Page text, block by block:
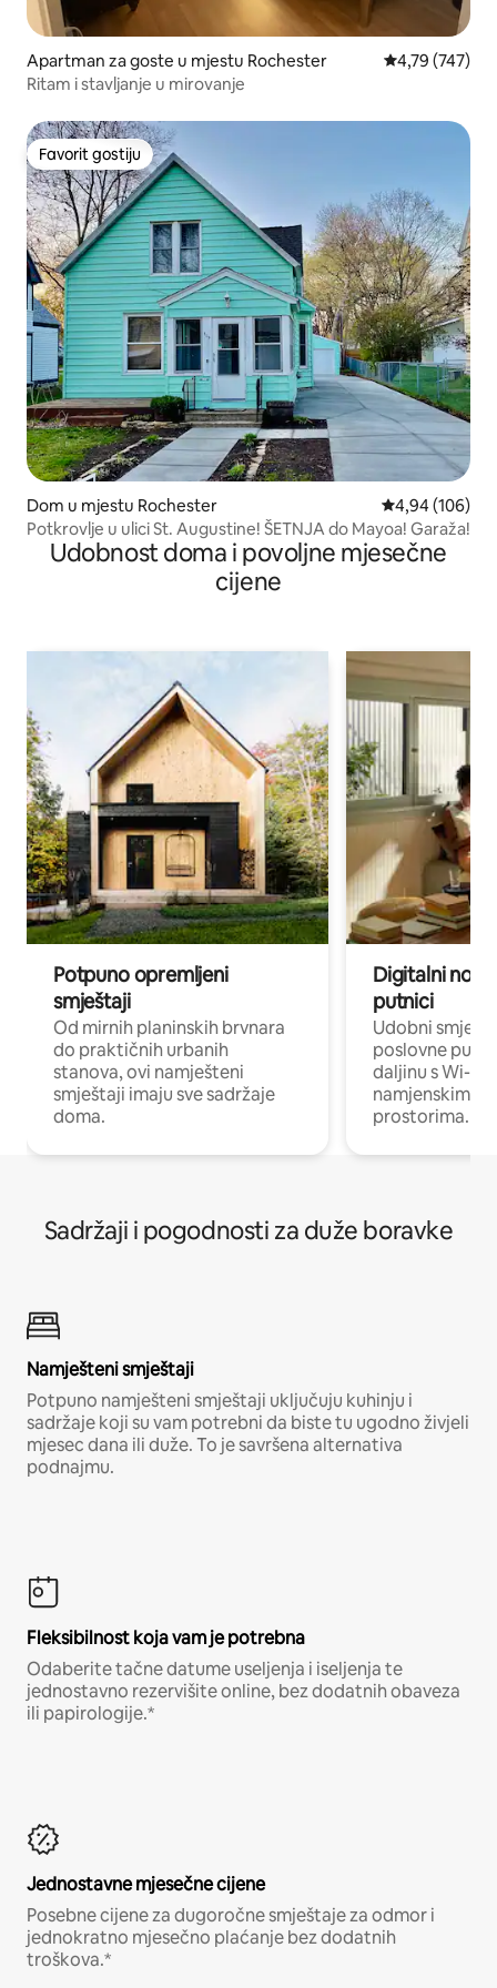
Apartman za goste u mjestu Rochester Prosječna
4,79 (747)
Ritam i stavljanje u mirovanje
Favorit gostiju
Favorit gostiju
Dom u mjestu Rochester Prosječna
4,94 (106)
Potkrovlje u ulici St. Augustine! ŠETNJA do Mayoa! Garaža!
Udobnost doma i povoljne mjesečne
cijene
Potpuno opremljeni
smještaji
Od mirnih planinskih brvnara
do praktičnih urbanih
stanova, ovi namješteni
smještaji imaju sve sadržaje
doma.
Digitalni
putnici
Udobni
poslovne
daljinu s Wi-Fi
namjenskim
prostorima.
Sadržaji i pogodnosti za duže boravke
Namješteni smještaji
Potpuno namješteni smještaji uključuju kuhinju i
sadržaje koji su vam potrebni da biste tu ugodno živjeli
mjesec dana ili duže. To je savršena alternativa
podnajmu.
Fleksibilnost koja vam je potrebna
Odaberite tačne datume useljenja i iseljenja te
jednostavno rezervišite online, bez dodatnih obaveza
ili papirologije.*
Jednostavne mjesečne cijene
Posebne cijene za dugoročne smještaje za odmor i
jednokratno mjesečno plaćanje bez dodatnih
troškova.*